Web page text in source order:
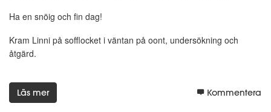
Ha en snöig och fin dag!
Kram Linni på sofflocket i väntan på oont, undersökning och
åtgärd.
Läs mer Kommentera